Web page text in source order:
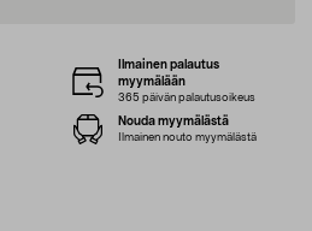
Ilmainen palautus
myymälään
365 päivän palautusoikeus
Nouda myymälästä
Ilmainen nouto myymälästä